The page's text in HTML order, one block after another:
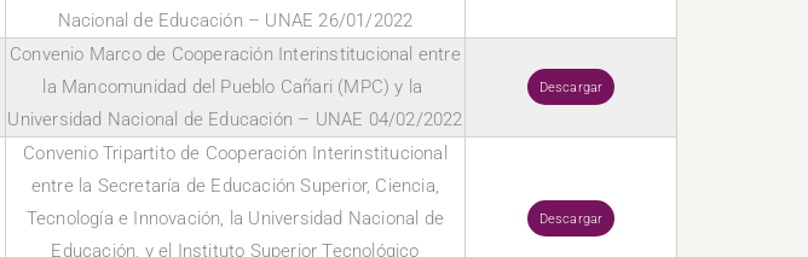
Nacional de Educación – UNAE 26/01/2022
Convenio Marco de Cooperación Interinstitucional entre
la Mancomunidad del Pueblo Cañari (MPC) y la
Universidad Nacional de Educación – UNAE 04/02/2022
Descargar
Convenio Tripartito de Cooperación Interinstitucional
entre la Secretaría de Educación Superior, Ciencia,
Tecnología e Innovación, la Universidad Nacional de
Educación, y el Instituto Superior Tecnológico
Descargar